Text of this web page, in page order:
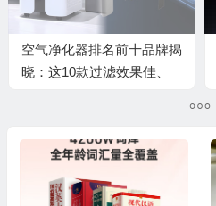
空气净化器排名前十品牌揭
晓：这10款过滤效果佳、